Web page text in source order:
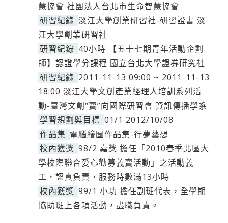
慧協會 社團法人台北市生命智慧協會
研習紀錄 淡江大學創業研習社-研習證書 淡
江大學創業研習社
研習紀錄 40小時 【五十七期青年活動企劃
師】認證學分課程 國立台北大學證券研究社
研習紀錄 2011-11-13 09:00 ~ 2011-11-13
18:00 淡江大學文創產業經理人培訓系列活
動-臺灣文創“賣”向國際研習會 資訊傳播學系
學習規劃與目標 01/1 2012/10/08
作品集 電腦繪圖作品集-行夢藝想
校內獲獎 98/2 嘉獎 擔任「2010春季北區大
學校際聯合愛心勸募義賣活動」之活動義
工，認真負責，服務時數滿13小時
校內獲獎 99/1 小功 擔任副班代表，全學期
協助班上各項活動，盡職負責。